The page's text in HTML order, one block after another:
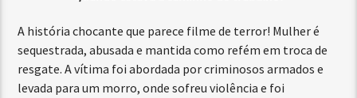
A história chocante que parece filme de terror! Mulher é
sequestrada, abusada e mantida como refém em troca de
resgate. A vítima foi abordada por criminosos armados e
levada para um morro, onde sofreu violência e foi